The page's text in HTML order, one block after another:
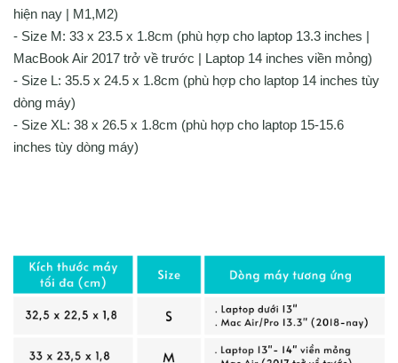
hiện nay | M1,M2)
- Size M: 33 x 23.5 x 1.8cm (phù hợp cho laptop 13.3 inches |
MacBook Air 2017 trở về trước | Laptop 14 inches viền mỏng)
- Size L: 35.5 x 24.5 x 1.8cm (phù hợp cho laptop 14 inches tùy
dòng máy)
- Size XL: 38 x 26.5 x 1.8cm (phù hợp cho laptop 15-15.6
inches tùy dòng máy)